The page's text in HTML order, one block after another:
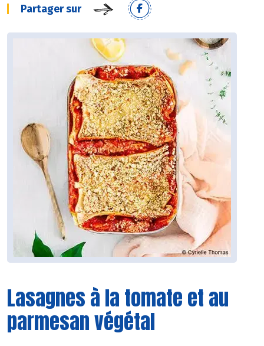
Partager sur
Lasagnes à la tomate et au
parmesan végétal